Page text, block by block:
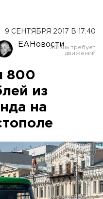
9 СЕНТЯБРЯ 2017 В 17:40
ЕАНовости
800
из
на